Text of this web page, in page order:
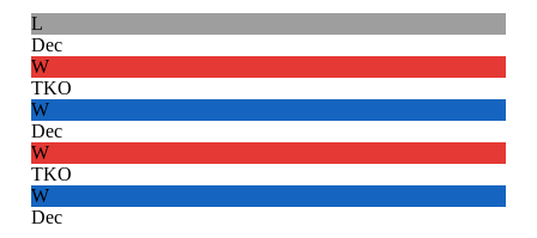
L
Dec
W
TKO
W
Dec
W
TKO
W
Dec